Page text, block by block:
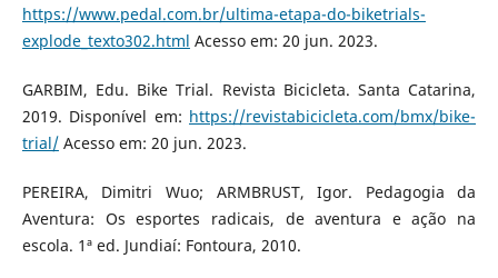
https://www.pedal.com.br/ultima-etapa-do-biketrials-
explode_texto302.html Acesso em: 20 jun. 2023.
GARBIM, Edu. Bike Trial. Revista Bicicleta. Santa Catarina,
2019. Disponível em: https://revistabicicleta.com/bmx/bike-
trial/Acesso em: 20 jun. 2023.
PEREIRA, Dimitri Wuo; ARMBRUST, Igor. Pedagogia da
Aventura: Os esportes radicais, de aventura e ação na
escola. 1ª ed. Jundiaí: Fontoura, 2010.